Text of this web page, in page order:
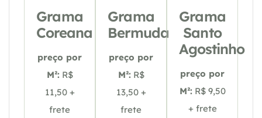
Grama
Coreana
preço por
M²: R$
11,50 +
frete
Grama
Bermuda
preço por
M²: R$
13,50 +
frete
Grama
Santo
Agostinho
preço por
M²: R$ 9,50
+ frete